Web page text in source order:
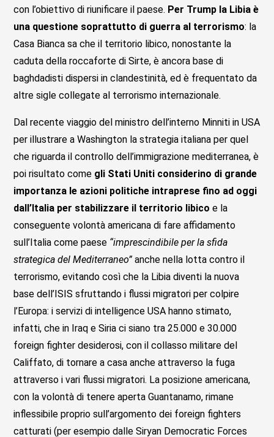
con l’obiettivo di riunificare il paese. Per Trump la Libia è
una questione soprattutto di guerra al terrorismo: la
Casa Bianca sa che il territorio libico, nonostante la
caduta della roccaforte di Sirte, è ancora base di
baghdadisti dispersi in clandestinità, ed è frequentato da
altre sigle collegate al terrorismo internazionale.
Dal recente viaggio del ministro dell’interno Minniti in USA
per illustrare a Washington la strategia italiana per quel
che riguarda il controllo dell’immigrazione mediterranea, è
poi risultato come gli Stati Uniti considerino di grande
importanza le azioni politiche intraprese fino ad oggi
dall’Italia per stabilizzare il territorio libico e la
conseguente volontà americana di fare affidamento
sull’Italia come paese “imprescindibile per la sfida
strategica del Mediterraneo”anche nella lotta contro il
terrorismo, evitando così che la Libia diventi la nuova
base dell’ISIS sfruttando i flussi migratori per colpire
l’Europa: i servizi di intelligence USA hanno stimato,
infatti, che in Iraq e Siria ci siano tra 25.000 e 30.000
foreign fighter desiderosi, con il collasso militare del
Califfato, di tornare a casa anche attraverso la fuga
attraverso i vari flussi migratori. La posizione americana,
con la volontà di tenere aperta Guantanamo, rimane
inflessibile proprio sull’argomento dei foreign fighters
catturati (per esempio dalle Siryan Democratic Forces